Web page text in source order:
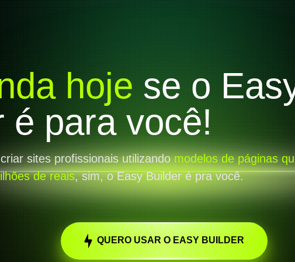
hoje se o
é para você!
sites profissionais utilizandomodelos de páginas
de reais, sim, o Easy Builder é pra você.
QUERO USAR O EASY BUILDER